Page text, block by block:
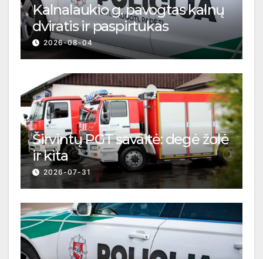
Kalnalaukio g. pavogtas kalnų
dviratis ir paspirtukas
2026-08-04
Širvintų PGT savaitė: degė žolė
ir kita
2026-07-31